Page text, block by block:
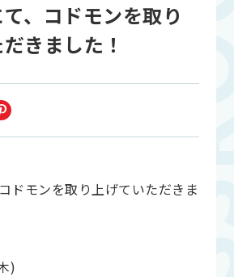
、コドモンを取り
きました！
ドモンを取り上げていただきま
)